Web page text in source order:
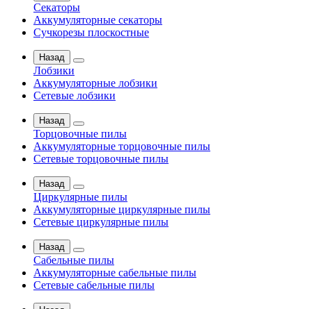
Секаторы
Аккумуляторные секаторы
Сучкорезы плоскостные
Назад
Лобзики
Аккумуляторные лобзики
Сетевые лобзики
Назад
Торцовочные пилы
Аккумуляторные торцовочные пилы
Сетевые торцовочные пилы
Назад
Циркулярные пилы
Аккумуляторные циркулярные пилы
Сетевые циркулярные пилы
Назад
Сабельные пилы
Аккумуляторные сабельные пилы
Сетевые сабельные пилы